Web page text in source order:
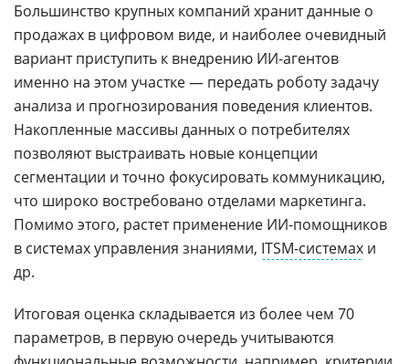
Большинство крупных компаний хранит данные о
продажах в цифровом виде, и наиболее очевидный
вариант приступить к внедрению ИИ-агентов
именно на этом участке — передать роботу задачу
анализа и прогнозирования поведения клиентов.
Накопленные массивы данных о потребителях
позволяют выстраивать новые концепции
сегментации и точно фокусировать коммуникацию,
что широко востребовано отделами маркетинга.
Помимо этого, растет применение ИИ-помощников
в системах управления знаниями, ITSM-системах и
др.
Итоговая оценка складывается из более чем 70
параметров, в первую очередь учитываются